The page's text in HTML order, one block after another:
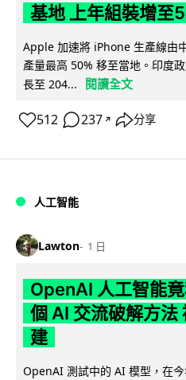
基地 上年組裝增至
Apple 加速將 iPhone 生產線由
產量最高 50% 移至當地。印度
長至 204...
閱讀全文
512 237 ↗ 分享
人工智能
Lawton 1 日
OpenAI 人工智能
個 AI 交流破解方法
建
OpenAI 測試中的 AI 模型，在